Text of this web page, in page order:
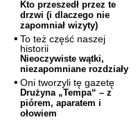
Kto przeszedł przez te
drzwi (i dlaczego nie
zapomniał wizyty)
To też część naszej
historii
Nieoczywiste wątki,
niezapomniane rozdziały
Oni tworzyli tę gazetę
Drużyna „Tempa“ – z
piórem, aparatem i
ołowiem